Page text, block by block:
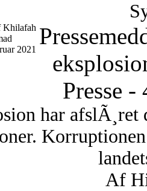
Khilafah
2021
Presse -
har
Af